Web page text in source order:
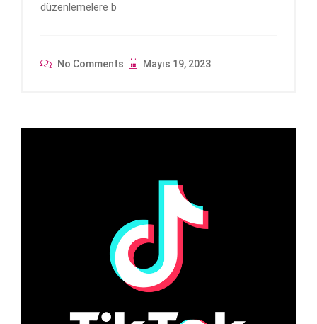
düzenlemelere b
No Comments Mayıs 19, 2023